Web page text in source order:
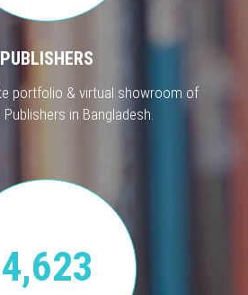
PUBLISHERS
portfolio & virtual showroom of
in Bangladesh.
4,623